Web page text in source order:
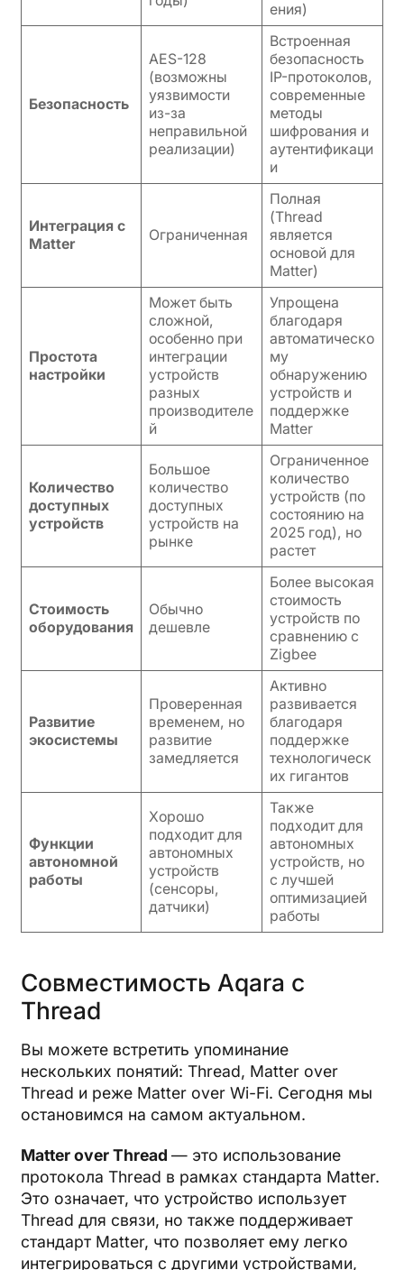
ения)
Безопасность
AES-128
(возможны
уязвимости
из-за
неправильной
реализации)
Встроенная
безопасность
IP-протоколов,
современные
методы
шифрования и
аутентификаци
и
Интеграция с
Matter
Ограниченная
Полная
(Thread
является
основой для
Matter)
Простота
настройки
Может быть
сложной,
особенно при
интеграции
устройств
разных
производителе
й
Упрощена
благодаря
автоматическо
му
обнаружению
устройств и
поддержке
Matter
Количество
доступных
устройств
Большое
количество
доступных
устройств на
рынке
Ограниченное
количество
устройств (по
состоянию на
2025 год), но
растет
Стоимость
оборудования
Обычно
дешевле
Более высокая
стоимость
устройств по
сравнению с
Zigbee
Развитие
экосистемы
Проверенная
временем, но
развитие
замедляется
Активно
развивается
благодаря
поддержке
технологическ
их гигантов
Функции
автономной
работы
Хорошо
подходит для
автономных
устройств
(сенсоры,
датчики)
Также
подходит для
автономных
устройств, но
с лучшей
оптимизацией
работы
Совместимость Aqara с
Thread
Вы можете встретить упоминание
нескольких понятий: Thread, Matter over
Thread и реже Matter over Wi-Fi. Сегодня мы
остановимся на самом актуальном.
Matter over Thread — это использование
протокола Thread в рамках стандарта Matter.
Это означает, что устройство использует
Thread для связи, но также поддерживает
стандарт Matter, что позволяет ему легко
интегрироваться с другими устройствами,